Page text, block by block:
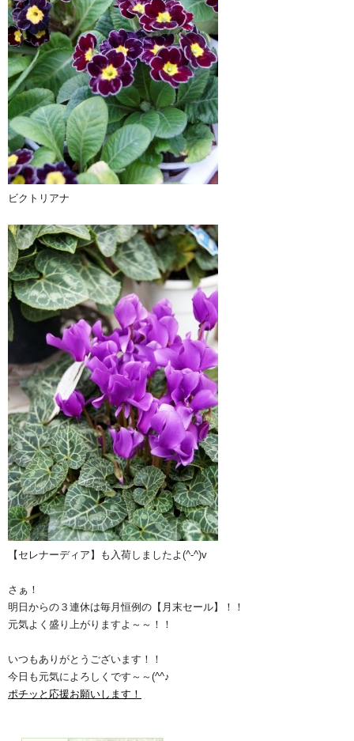
ビクトリアナ
【セレナーディア】も入荷しましたよ(^-^)v
さぁ！
明日からの３連休は毎月恒例の【月末セール】！！
元気よく盛り上がりますよ～～！！
いつもありがとうございます！！
今日も元気によろしくです～～(^^♪
ポチッと応援お願いします！